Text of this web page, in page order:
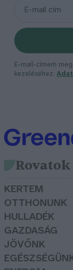
E-mail-címem
kezeléséhez.
Rovatok
KERTEM
OTTHONUNK
HULLADÉK
GAZDASÁG
JÖVŐNK